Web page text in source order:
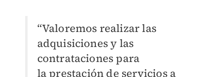
“Valoremos realizar las
adquisiciones y las
contrataciones para
la prestación de servicios a